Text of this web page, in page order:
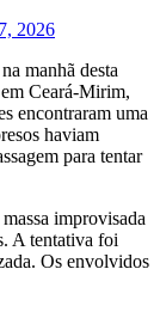
2026
manhã desta
Ceará-Mirim,
encontraram uma
haviam
para tentar
improvisada
A tentativa foi
Os envolvidos